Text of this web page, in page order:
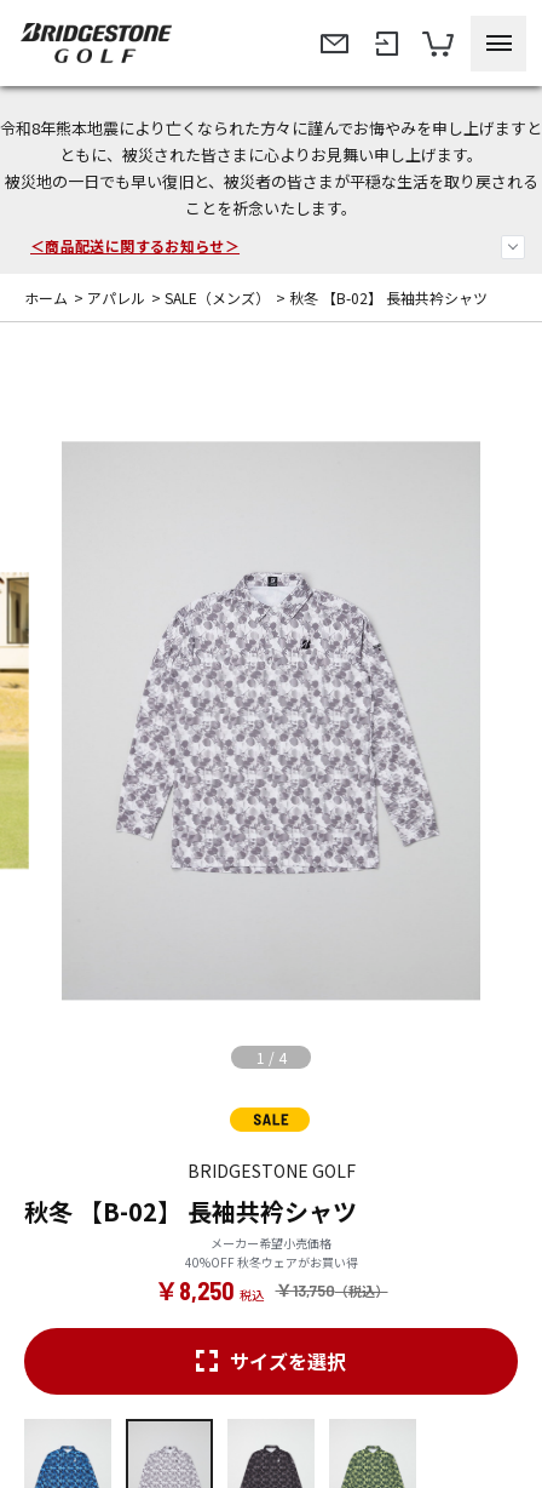
令和8年熊本地震により亡くなられた方々に謹んでお悔やみを申し上げますと
ともに、被災された皆さまに心よりお見舞い申し上げます。
被災地の一日でも早い復旧と、被災者の皆さまが平穏な生活を取り戻される
ことを祈念いたします。
今なら新規会員登録で1,000円OFFクーポンプレゼント！
＜商品配送に関するお知らせ＞
＜夏季休暇中のご注文・発送・お問い合わせ＞
ホーム > アパレル > SALE（メンズ） > 秋冬 【B-02】 長袖共衿シャツ
1 / 4
BRIDGESTONE GOLF
秋冬 【B-02】 長袖共衿シャツ
メーカー希望小売価格
40%OFF 秋冬ウェアがお買い得
￥13,750
￥8,250
サイズを選択